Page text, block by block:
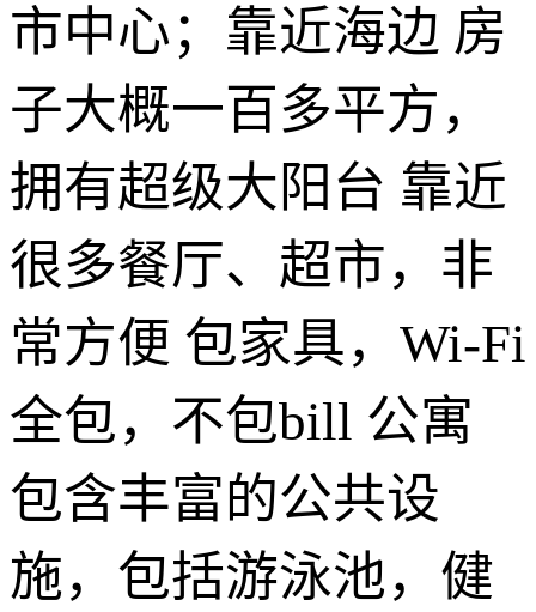
市中心；靠近海边 房
子大概一百多平方，
拥有超级大阳台 靠近
很多餐厅、超市，非
常方便 包家具，Wi-Fi
全包，不包bill 公寓
包含丰富的公共设
施，包括游泳池，健